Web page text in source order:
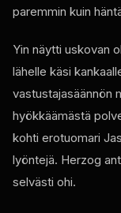
paremmin kuin
Yin näytti uskovan
lähelle käsi
vastustajasäännön
hyökkäämästä
kohti erotuomari
lyöntejä. Herzog
selvästi ohi.